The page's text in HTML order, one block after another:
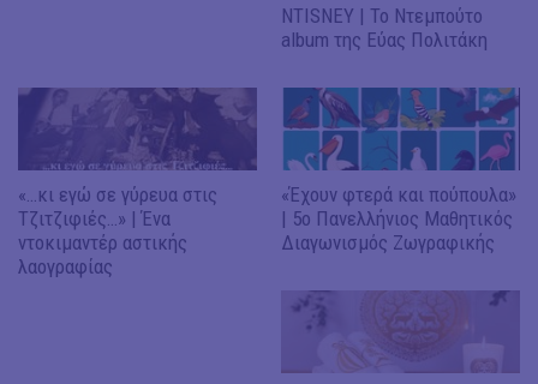
NTISNEY | To Ντεμπούτο
album της Εύας Πολιτάκη
«…κι εγώ σε γύρευα στις
Τζιτζιφιές…» | Ένα
ντοκιμαντέρ αστικής
λαογραφίας
«Έχουν φτερά και πούπουλα»
| 5ο Πανελλήνιος Μαθητικός
Διαγωνισμός Ζωγραφικής